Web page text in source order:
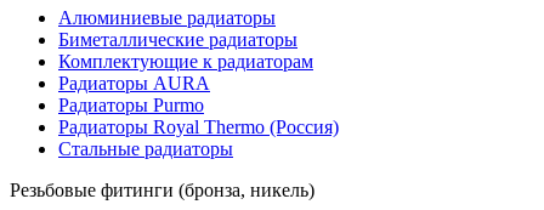
Алюминиевые радиаторы
Биметаллические радиаторы
Комплектующие к радиаторам
Радиаторы AURA
Радиаторы Purmo
Радиаторы Royal Thermo (Россия)
Стальные радиаторы
Резьбовые фитинги (бронза, никель)